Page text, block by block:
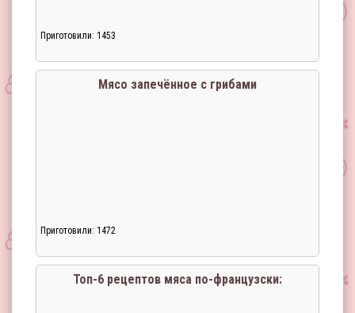
Приготовили: 1453
Мясо запечённое с грибами
Приготовили: 1472
Топ-6 рецептов мяса по-французски: